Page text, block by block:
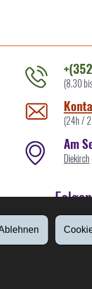
Sie
uns
(8.30
(24h /
Am
Diekirch